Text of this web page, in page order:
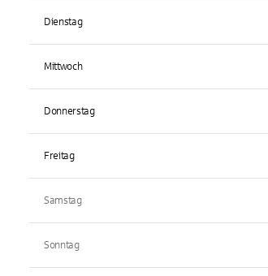
Dienstag
Mittwoch
Donnerstag
Freitag
Samstag
Sonntag